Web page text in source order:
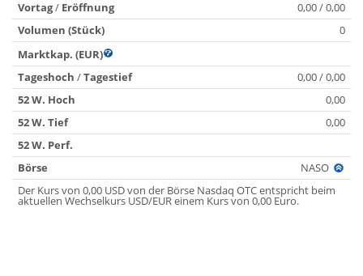
Vortag/ Eröffnung
0,00 / 0,00
Volumen (Stück)
0
Marktkap. (EUR)
Tageshoch /Tagestief
0,00 / 0,00
52 W. Hoch
0,00
52 W. Tief
0,00
52 W. Perf.
Börse
NASO
Der Kurs von 0,00 USD von der Börse Nasdaq OTC entspricht beim
aktuellen Wechselkurs USD/EUR einem Kurs von 0,00 Euro.